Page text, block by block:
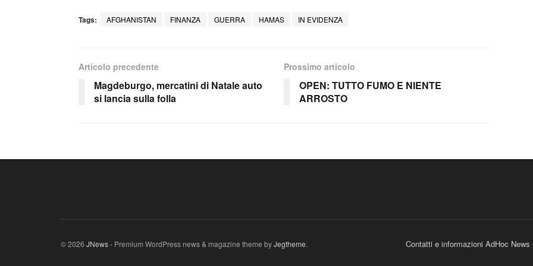
Tags: AFGHANISTAN FINANZA GUERRA HAMAS IN EVIDENZA
Articolo precedente
Magdeburgo, mercatini di Natale auto
si lancia sulla folla
Prossimo articolo
OPEN: TUTTO FUMO E NIENTE
ARROSTO
Contatti e informazioni AdHoc News
© 2026 JNews- Premium WordPress news & magazine theme byJegtheme.